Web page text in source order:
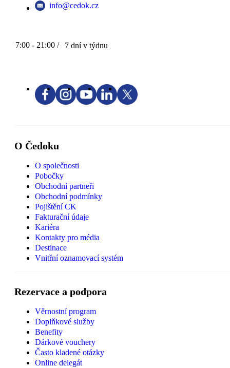
info@cedok.cz
7:00 - 21:00 / 7 dní v týdnu
O Čedoku
O společnosti
Pobočky
Obchodní partneři
Obchodní podmínky
Pojištění CK
Fakturační údaje
Kariéra
Kontakty pro média
Destinace
Vnitřní oznamovací systém
Rezervace a podpora
Věrnostní program
Doplňkové služby
Benefity
Dárkové vouchery
Často kladené otázky
Online delegát